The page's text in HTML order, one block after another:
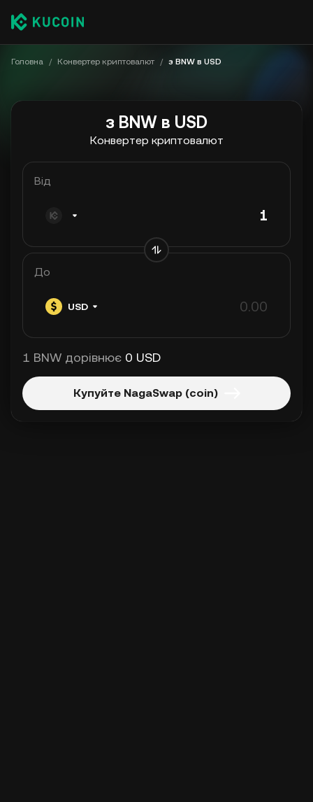
Головна / Конвертер криптовалют / з BNW в USD
з BNW в USD
Конвертер криптовалют
Від
До
USD
1 BNW дорівнює 0 USD
Купуйте NagaSwap (coin)